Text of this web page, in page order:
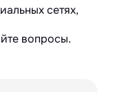
сетях,
вопросы.